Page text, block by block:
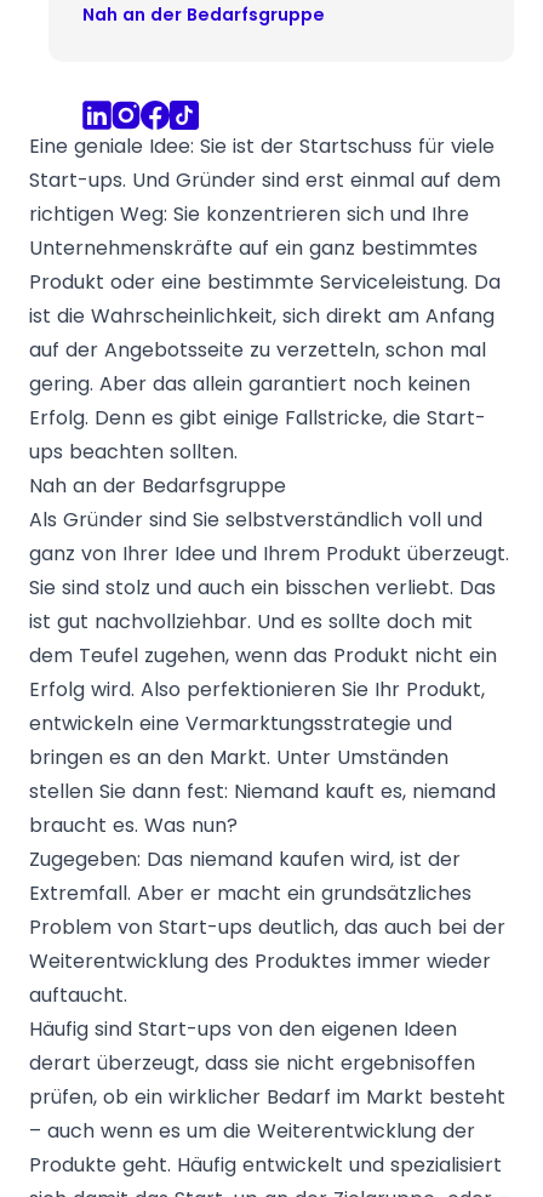
Nah an der Bedarfsgruppe
Eine geniale Idee: Sie ist der Startschuss für viele
Start-ups. Und Gründer sind erst einmal auf dem
richtigen Weg: Sie konzentrieren sich und Ihre
Unternehmenskräfte auf ein ganz bestimmtes
Produkt oder eine bestimmte Serviceleistung. Da
ist die Wahrscheinlichkeit, sich direkt am Anfang
auf der Angebotsseite zu verzetteln, schon mal
gering. Aber das allein garantiert noch keinen
Erfolg. Denn es gibt einige Fallstricke, die Start-
ups beachten sollten.
Nah an der Bedarfsgruppe
Als Gründer sind Sie selbstverständlich voll und
ganz von Ihrer Idee und Ihrem Produkt überzeugt.
Sie sind stolz und auch ein bisschen verliebt. Das
ist gut nachvollziehbar. Und es sollte doch mit
dem Teufel zugehen, wenn das Produkt nicht ein
Erfolg wird. Also perfektionieren Sie Ihr Produkt,
entwickeln eine Vermarktungsstrategie und
bringen es an den Markt. Unter Umständen
stellen Sie dann fest: Niemand kauft es, niemand
braucht es. Was nun?
Zugegeben: Das niemand kaufen wird, ist der
Extremfall. Aber er macht ein grundsätzliches
Problem von Start-ups deutlich, das auch bei der
Weiterentwicklung des Produktes immer wieder
auftaucht.
Häufig sind Start-ups von den eigenen Ideen
derart überzeugt, dass sie nicht ergebnisoffen
prüfen, ob ein wirklicher Bedarf im Markt besteht
– auch wenn es um die Weiterentwicklung der
Produkte geht. Häufig entwickelt und spezialisiert